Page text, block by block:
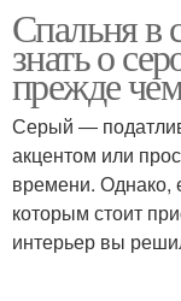
Подходящие
Спальня в
стиле
Спальня в
знать о
прежде
Серый ―
акцентом или
времени. Однако,
которым стоит
интерьер вы